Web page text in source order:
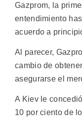
Gazprom, la
entendimiento
acuerdo a
Al parecer,
cambio de
asegurarse el
A Kiev le
10 por ciento de